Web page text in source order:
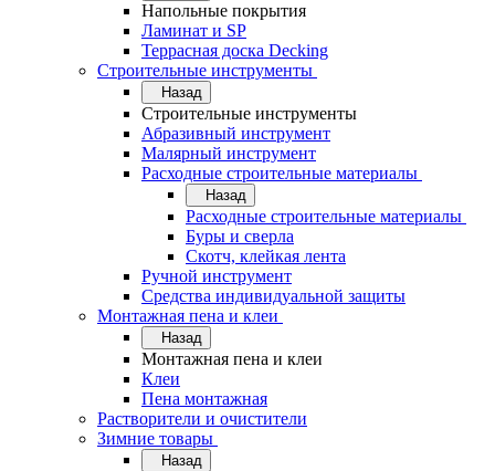
Напольные покрытия
Ламинат и SP
Террасная доска Decking
Строительные инструменты
Назад
Строительные инструменты
Абразивный инструмент
Малярный инструмент
Расходные строительные материалы
Назад
Расходные строительные материалы
Буры и сверла
Скотч, клейкая лента
Ручной инструмент
Средства индивидуальной защиты
Монтажная пена и клеи
Назад
Монтажная пена и клеи
Клеи
Пена монтажная
Растворители и очистители
Зимние товары
Назад